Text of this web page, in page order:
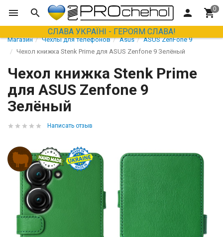
СЛАВА УКРАЇНІ - ГЕРОЯМ СЛАВА!
Магазин Чехлы для телефонов Asus
ASUS ZenFone 9
Чехол книжка Stenk Prime для ASUS Zenfone 9 Зелёный
Чехол книжка Stenk Prime
для ASUS Zenfone 9
Зелёный
Написать отзыв